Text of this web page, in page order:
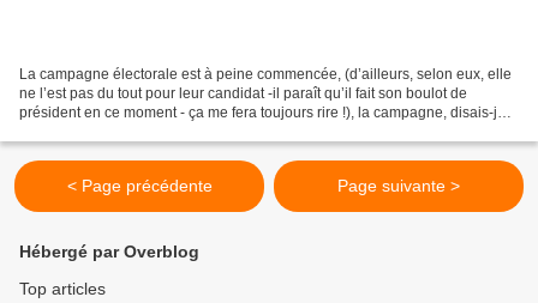
La campagne électorale est à peine commencée, (d’ailleurs, selon eux, elle
ne l’est pas du tout pour leur candidat -il paraît qu’il fait son boulot de
président en ce moment - ça me fera toujours rire !), la campagne, disais-je,
< Page précédente Page suivante >
Hébergé par Overblog
Top articles